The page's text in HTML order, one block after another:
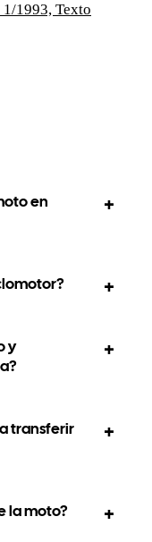
1993, Texto
en
y
transferir
la moto?